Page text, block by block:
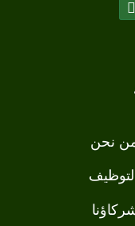
نحن
التوظيف